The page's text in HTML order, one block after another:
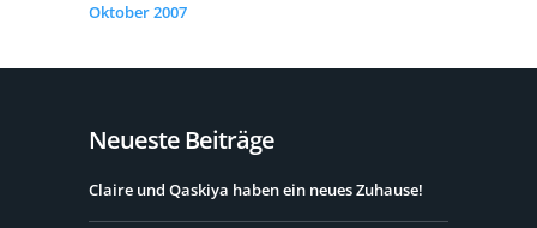
Oktober 2007
Neueste Beiträge
Claire und Qaskiya haben ein neues Zuhause!